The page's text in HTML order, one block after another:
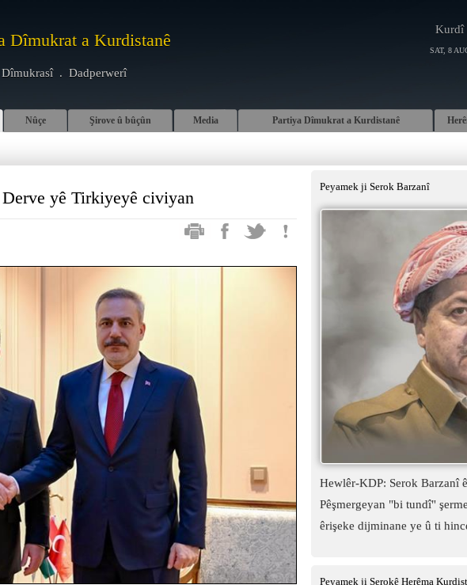
Kurdî
SAT, 8
Nûçe Şirove û bûçûn Media Partiya Dîmukrat a Kurdistanê
Dîmukrat a Kurdistanê
. Dadperwerî
yê Tirkiyeyê civiyan
Peyamek ji Serok Barzanî
Hewlêr-KDP: Serok Barzanî
Pêşmergeyan "bi tundî"
êrişeke dijminane ye û ti
Peyamek ji Serokê Herêma